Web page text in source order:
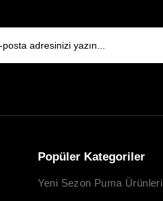
Popüler Kategoriler
Yeni Sezon Puma Ürünleri